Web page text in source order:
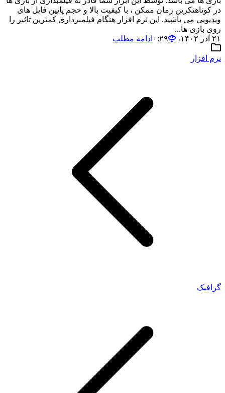
در کوتاهتکرین زمان ممکن ، با کیفیت بالا و حجم پایین فایل های
ویدیویی می باشید. این نرم افزار هنگام فیلمبرداری کمترین تاثیر را
روی بازی ها...
۲۱ آذر ۱۴۰۲،‏ ۰:۲۹
ادامه مطلب
نرم افزار
گرافیک